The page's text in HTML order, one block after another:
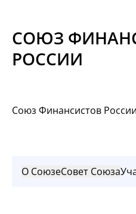
Материалы
СОЮЗ
РОССИИ
Союз Финансистов России
О СоюзеСовет Союза